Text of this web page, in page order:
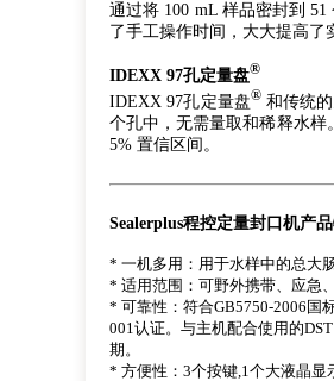
通过将 100 mL 样品密封到
了手工操作时间，大大提高了
IDEXX 97孔定量盘®
IDEXX 97孔定量盘® 和传统
个孔中，无需量取和稀释水样
5% 置信区间。
Sealerplus程控定量封口机产品
* 一机多用：用于水样中的总大
* 适用范围：可野外携带、应急
* 可靠性：符合GB5750-2006国
001认证。与主机配合使用的
期。
* 方便性：3个按键,1个大液晶显